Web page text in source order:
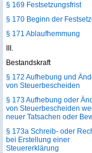
§ 169 Festsetzungsfrist
§ 170 Beginn der
§ 171 Ablaufhemmung
III.
Bestandskraft
§ 172 Aufhebung und
von Steuerbescheiden
§ 173 Aufhebung oder
von Steuerbescheiden
neuer Tatsachen oder
§ 173a Schreib- oder
bei Erstellung einer
Steuererklärung